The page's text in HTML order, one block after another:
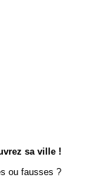
sa ville !
ou fausses ?